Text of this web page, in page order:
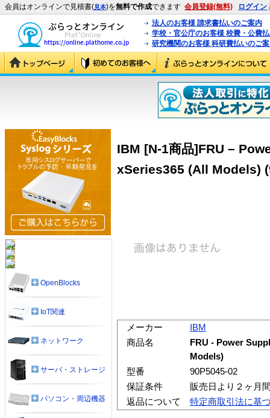
会員はオンラインで見積書(見本)を無料で作成できます 会員登録(無料) ログイン
法人のお客様 請求書払いのご案内
学校・官公庁のお客様 校費・公費
研究機関のお客様 科研費払いのご
IBM [N-1商品]FRU –
xSeries365 (All Models)
メーカー
IBM
商品名
FRU - Power
Models)
型番
90P5045-02
保証条件
販売日より２ヶ月
返品について
特定商取引法に基
OpenBlocks
IoT関連
ネットワーク
サーバ・ストレージ
パソコン・周辺機器